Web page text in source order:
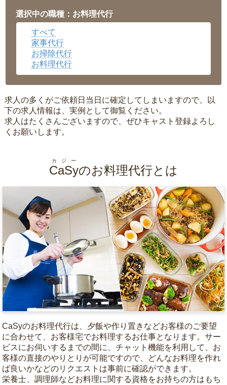
岡山県▼
広島県▼
沖縄県
選択中の職種：お料理代行
すべて
家事代行
お掃除代行
お料理代行
求人の多くがご依頼日当日に確定してしまいますので、以
下の求人情報は、実例として御覧ください。
求人はたくさんございますので、ぜひキャスト登録よろし
くお願いします。
CaSy
カジー
のお料理代行とは
CaSyのお料理代行は、夕飯や作り置きなどお客様のご要望
に合わせて、お客様宅でお料理するお仕事となります。サー
ビスにお伺いするまでの間に、チャット機能を利用して、お
客様の直接のやりとりが可能ですので、どんなお料理を作れ
ば良いかなどのリクエストは事前に確認ができます。
栄養士、調理師などお料理に関する資格をお持ちの方はもち